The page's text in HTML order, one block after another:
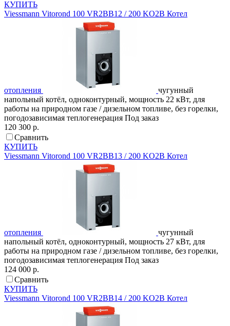
КУПИТЬ
Viessmann Vitorond 100 VR2BB12 / 200 KO2B Котел
отопления
чугунный
напольный котёл, одноконтурный, мощность 22 кВт, для
работы на природном газе / дизельном топливе, без горелки,
погодозависимая теплогенерация Под заказ
120 300 р.
Сравнить
КУПИТЬ
Viessmann Vitorond 100 VR2BB13 / 200 KO2B Котел
отопления
чугунный
напольный котёл, одноконтурный, мощность 27 кВт, для
работы на природном газе / дизельном топливе, без горелки,
погодозависимая теплогенерация Под заказ
124 000 р.
Сравнить
КУПИТЬ
Viessmann Vitorond 100 VR2BB14 / 200 KO2B Котел